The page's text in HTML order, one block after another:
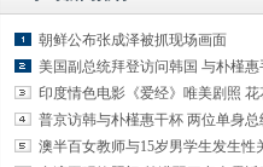
朝鲜公布张成泽被抓现场画面
澳半百女教师与15岁男学生发生性